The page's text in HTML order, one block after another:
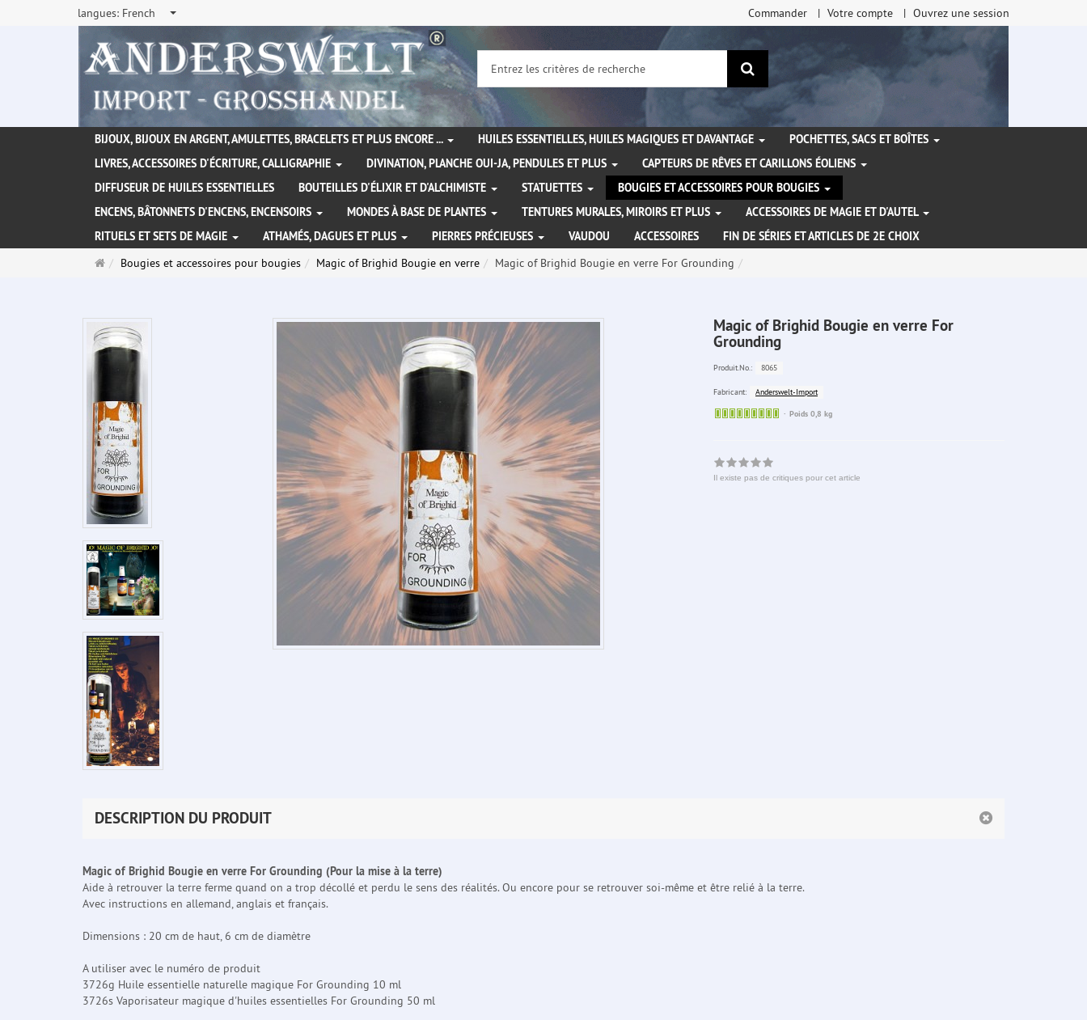
langues: French Commander Votre compte Ouvrez une session
Rechercher
BIJOUX, BIJOUX EN ARGENT, AMULETTES, BRACELETS ET PLUS ENCORE ... HUILES ESSENTIELLES, HUILES MAGIQUES ET DAVANTAGE
POCHETTES, SACS ET BOÎTES
LIVRES, ACCESSOIRES D'ÉCRITURE, CALLIGRAPHIE
DIVINATION, PLANCHE OUI-JA, PENDULES ET PLUS
CAPTEURS DE RÊVES ET CARILLONS ÉOLIENS
DIFFUSEUR DE HUILES ESSENTIELLES
BOUTEILLES D'ÉLIXIR ET D'ALCHIMISTE STATUETTES
BOUGIES ET ACCESSOIRES POUR BOUGIES
ENCENS, BÂTONNETS D'ENCENS, ENCENSOIRS
MONDES À BASE DE PLANTES TENTURES MURALES, MIROIRS ET PLUS
ACCESSOIRES DE MAGIE ET D'AUTEL
RITUELS ET SETS DE MAGIE
ATHAMÉS, DAGUES ET PLUS PIERRES PRÉCIEUSES VAUDOU ACCESSOIRES
FIN DE SÉRIES ET ARTICLES DE 2E CHOIX
PageBougies et accessoires pour bougies Magic of Brighid Bougie en verre Magic of Brighid Bougie en verre For Grounding
Magic of Brighid Bougie en verre For
Grounding
Produit.No.: 8065
Fabricant:
Anderswelt-Import
Sofort
Poids 0,8 kg
Il existe pas de critiques pour cet article
DESCRIPTION DU PRODUIT
Magic of Brighid Bougie en verre For Grounding (Pour la mise à la terre)
Aide à retrouver la terre ferme quand on a trop décollé et perdu le sens des réalités. Ou encore pour se retrouver soi-même et être relié à la terre.
Avec instructions en allemand, anglais et français.
Dimensions : 20 cm de haut, 6 cm de diamètre
A utiliser avec le numéro de produit
3726g Huile essentielle naturelle magique For Grounding 10 ml
3726s Vaporisateur magique d'huiles essentielles For Grounding 50 ml